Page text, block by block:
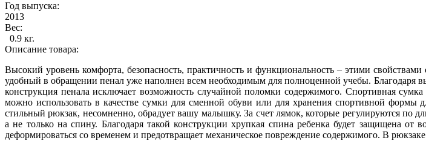
Год выпуска:
2013
Вес:
0.9 кг.
Описание товара:
Высокий уровень комфорта, безопасность, практичность и функциональность – этими
удобный в обращении пенал уже наполнен всем необходимым для полноценной учебы. Благодаря
конструкция пенала исключает возможность случайной поломки содержимого. Спортивная
можно использовать в качестве сумки для сменной обуви или для хранения спортивной
стильный рюкзак, несомненно, обрадует вашу малышку. За счет лямок, которые регулируются по
а не только на спину. Благодаря такой конструкции хрупкая спина ребенка будет защищена
деформироваться со временем и предотвращает механическое повреждение содержимого. В